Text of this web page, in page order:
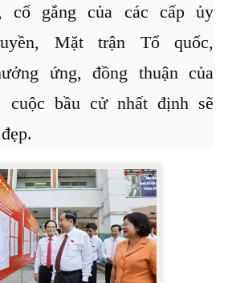
gắng của các cấp ủy
Mặt trận Tổ quốc,
ứng, đồng thuận của
bầu cử nhất định sẽ